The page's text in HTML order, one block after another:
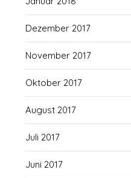
Dezember 2017
November 2017
Oktober 2017
August 2017
Juli 2017
Juni 2017